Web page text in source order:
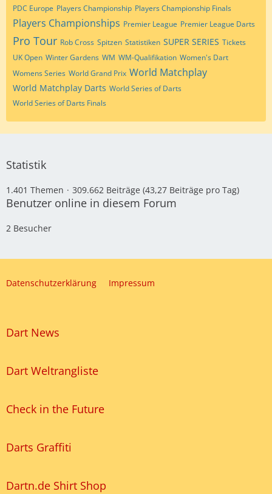
PDC Europe Players Championship Players Championship Finals
Players Championships Premier League Premier League Darts
Pro Tour Rob Cross Spitzen Statistiken SUPER SERIES Tickets
UK Open Winter Gardens WM WM-Qualifikation Women's Dart
Womens Series World Grand Prix World Matchplay
World Matchplay Darts World Series of Darts
World Series of Darts Finals
Statistik
1.401 Themen 309.662 Beiträge (43,27 Beiträge pro Tag)
Benutzer online in diesem Forum
2 Besucher
Datenschutzerklärung Impressum
Dart News
Dart Weltrangliste
Check in the Future
Darts Graffiti
Dartn.de Shirt Shop